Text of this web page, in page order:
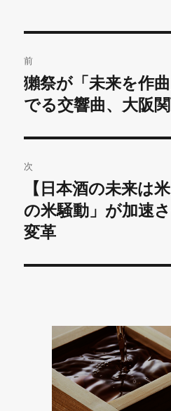
稿
ナ
ビ
ゲ
ー
シ
前
前
の
稿:
獺祭が「未来を作
でる交響曲、大阪
次
の
投
【日本酒の未来は
の米騒動」が加速
変革